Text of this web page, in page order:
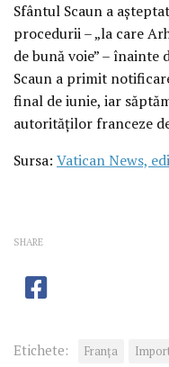
Sfântul Scaun a
procedurii – „la care
de bună voie” – înainte
Scaun a primit
final de iunie, iar
autorităților franceze
Sursa: Vatican News,
SHARE
Etichete: Franţa